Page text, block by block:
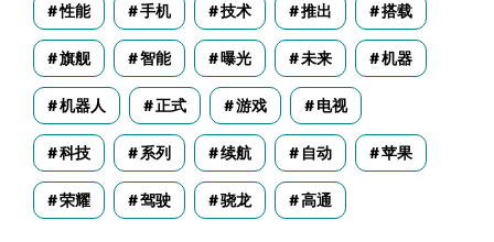
性能 手机 技术 推出 搭载
旗舰 智能 曝光 未来 机器
机器人 正式 游戏 电视
科技 系列 续航 自动 苹果
荣耀 驾驶 骁龙 高通